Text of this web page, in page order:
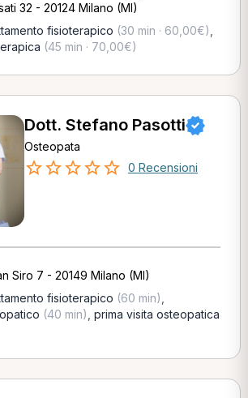
32 - 20124 Milano (MI)
fisioterapico (30 min · 60,00€)
(45 min · 70,00€)
Dott. Stefano Pasotti
Osteopata
0 Recensioni
Siro 7 - 20149 Milano (MI)
fisioterapico (60 min)
(40 min) prima visita osteopatica